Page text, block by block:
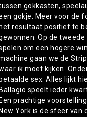
gokkasten,
gokje. Meer voor de
het resultaat positief te
Op de
om een hogere
gaan we de
ik moet kijken.
betaalde sex. Alles lijkt
Ballagio speelt ieder
Een prachtige
New York is de sfeer van